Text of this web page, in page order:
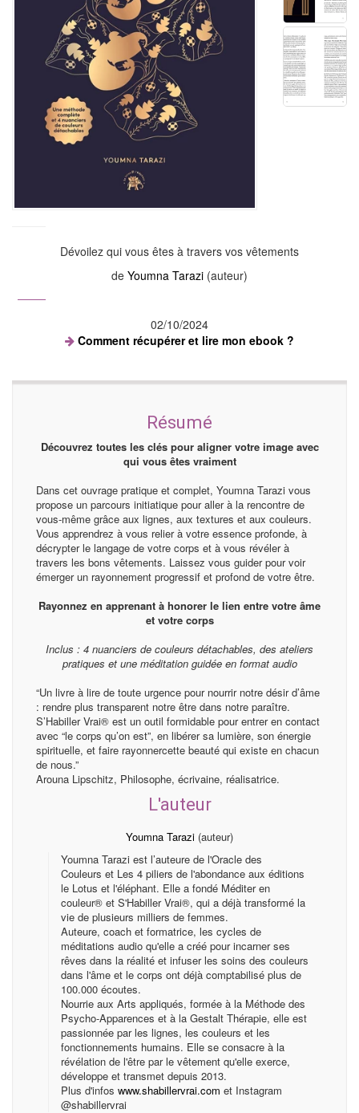
Dévoilez qui vous êtes à travers vos vêtements
de Youmna Tarazi (auteur)
02/10/2024
Comment récupérer et lire mon ebook ?
Résumé
Découvrez toutes les clés pour aligner votre image avec
qui vous êtes vraiment
Dans cet ouvrage pratique et complet, Youmna Tarazi vous
propose un parcours initiatique pour aller à la rencontre de
vous-même grâce aux lignes, aux textures et aux couleurs.
Vous apprendrez à vous relier à votre essence profonde, à
décrypter le langage de votre corps et à vous révéler à
travers les bons vêtements. Laissez vous guider pour voir
émerger un rayonnement progressif et profond de votre être.
Rayonnez en apprenant à honorer le lien entre votre âme
et votre corps
Inclus : 4 nuanciers de couleurs détachables, des ateliers
pratiques et une méditation guidée en format audio
“Un livre à lire de toute urgence pour nourrir notre désir d’âme
: rendre plus transparent notre être dans notre paraître.
S’Habiller Vrai® est un outil formidable pour entrer en contact
avec “le corps qu’on est”, en libérer sa lumière, son énergie
spirituelle, et faire rayonnercette beauté qui existe en chacun
de nous.”
Arouna Lipschitz, Philosophe, écrivaine, réalisatrice.
L'auteur
Youmna Tarazi (auteur)
Youmna Tarazi est l’auteure de l'Oracle des
Couleurs et Les 4 piliers de l'abondance aux éditions
le Lotus et l'éléphant. Elle a fondé Méditer en
couleur® et S'Habiller Vrai®, qui a déjà transformé la
vie de plusieurs milliers de femmes.
Auteure, coach et formatrice, les cycles de
méditations audio qu'elle a créé pour incarner ses
rêves dans la réalité et infuser les soins des couleurs
dans l'âme et le corps ont déjà comptabilisé plus de
100.000 écoutes.
Nourrie aux Arts appliqués, formée à la Méthode des
Psycho-Apparences et à la Gestalt Thérapie, elle est
passionnée par les lignes, les couleurs et les
fonctionnements humains. Elle se consacre à la
révélation de l'être par le vêtement qu'elle exerce,
développe et transmet depuis 2013.
Plus d'infos www.shabillervrai.com et Instagram
@shabillervrai